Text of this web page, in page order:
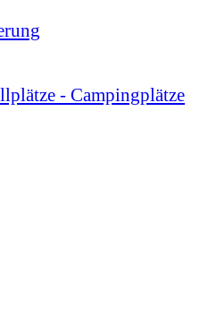
- Campingplätze